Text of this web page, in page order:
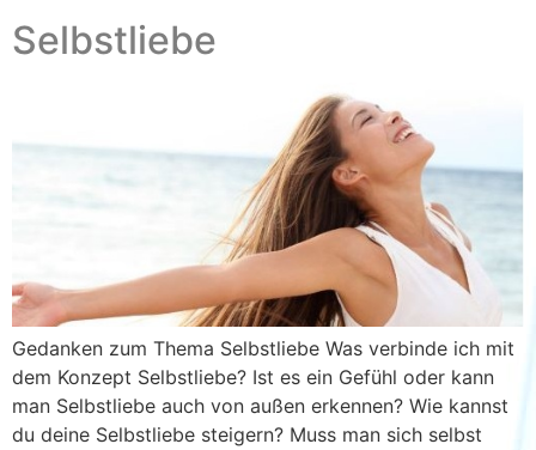
Selbstliebe
Gedanken zum Thema Selbstliebe Was verbinde ich mit
dem Konzept Selbstliebe? Ist es ein Gefühl oder kann
man Selbstliebe auch von außen erkennen? Wie kannst
du deine Selbstliebe steigern? Muss man sich selbst